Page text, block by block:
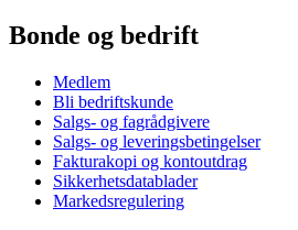
Bonde og bedrift
Medlem
Bli bedriftskunde
Salgs- og fagrådgivere
Salgs- og leveringsbetingelser
Fakturakopi og kontoutdrag
Sikkerhetsdatablader
Markedsregulering